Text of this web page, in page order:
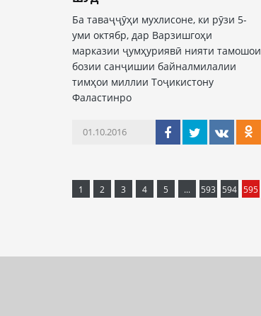
Ба таваҷҷӯҳи мухлисоне, ки рӯзи 5-
уми октябр, дар Варзишгоҳи
марказии ҷумҳуриявӣ нияти тамошои
бозии санҷишии байналмилалии
тимҳои миллии Тоҷикистону
Фаластинро
01.10.2016
1 2 3 4 5 ... 593 594 595